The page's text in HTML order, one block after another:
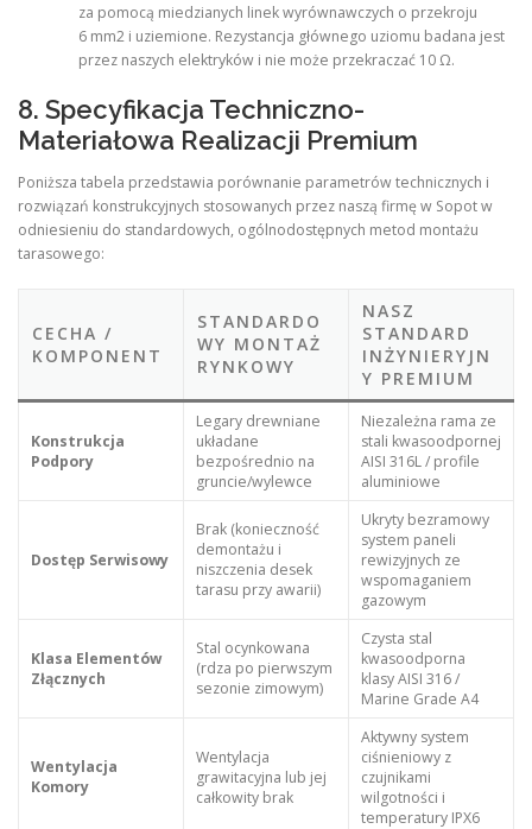
za pomocą miedzianych linek wyrównawczych o przekroju
6 mm2 i uziemione. Rezystancja głównego uziomu badana jest
przez naszych elektryków i nie może przekraczać 10 Ω.
8. Specyfikacja Techniczno-
Materiałowa Realizacji Premium
Poniższa tabela przedstawia porównanie parametrów technicznych i
rozwiązań konstrukcyjnych stosowanych przez naszą firmę w Sopot w
odniesieniu do standardowych, ogólnodostępnych metod montażu
tarasowego:
CECHA /
KOMPONENT
STANDARDO
WY MONTAŻ
RYNKOWY
NASZ
STANDARD
INŻYNIERYJN
Y PREMIUM
Konstrukcja
Podpory
Legary drewniane
układane
bezpośrednio na
gruncie/wylewce
Niezależna rama ze
stali kwasoodpornej
AISI 316L / profile
aluminiowe
Dostęp Serwisowy
Brak (konieczność
demontażu i
niszczenia desek
tarasu przy awarii)
Ukryty bezramowy
system paneli
rewizyjnych ze
wspomaganiem
gazowym
Klasa Elementów
Złącznych
Stal ocynkowana
(rdza po pierwszym
sezonie zimowym)
Czysta stal
kwasoodporna
klasy AISI 316 /
Marine Grade A4
Wentylacja
Komory
Wentylacja
grawitacyjna lub jej
całkowity brak
Aktywny system
ciśnieniowy z
czujnikami
wilgotności i
temperatury IPX6